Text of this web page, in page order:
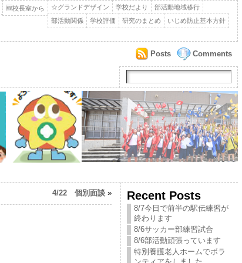
🆕校長室から ☆グランドデザイン 学校だより
部活動地域移行
部活動関係
学校評価 研究のまとめ
いじめ防止基本方針
Comments
Posts
4/22 個別面談» Recent Posts
8/7今日で前半の駅伝練習が
終わります
8/6サッカー部練習試合
8/6部活動頑張っています
特別養護老人ホームでボラ